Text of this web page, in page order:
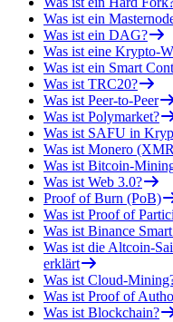
Was ist ein
Was ist ein DAG?
Was ist eine Krypto-
Was ist ein Smart
Was ist TRC20?
Was ist Peer-to-Peer
Was ist Polymarket?
Was ist SAFU in
Was ist Monero
Was ist Bitcoin-
Was ist Web 3.0?
Proof of Burn (PoB)
Was ist Proof of
Was ist Binance
Was ist die Altcoin-
erklärt
Was ist Cloud-
Was ist Proof of
Was ist Blockchain?